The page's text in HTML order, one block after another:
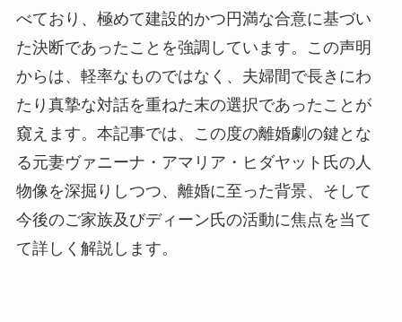
べており、極めて建設的かつ円満な合意に基づい
た決断であったことを強調しています。この声明
からは、軽率なものではなく、夫婦間で長きにわ
たり真摯な対話を重ねた末の選択であったことが
窺えます。本記事では、この度の離婚劇の鍵とな
る元妻ヴァニーナ・アマリア・ヒダヤット氏の人
物像を深掘りしつつ、離婚に至った背景、そして
今後のご家族及びディーン氏の活動に焦点を当て
て詳しく解説します。